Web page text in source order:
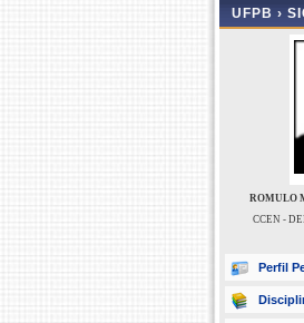
UFPB ›
ROMULO
CCEN -
Perfil